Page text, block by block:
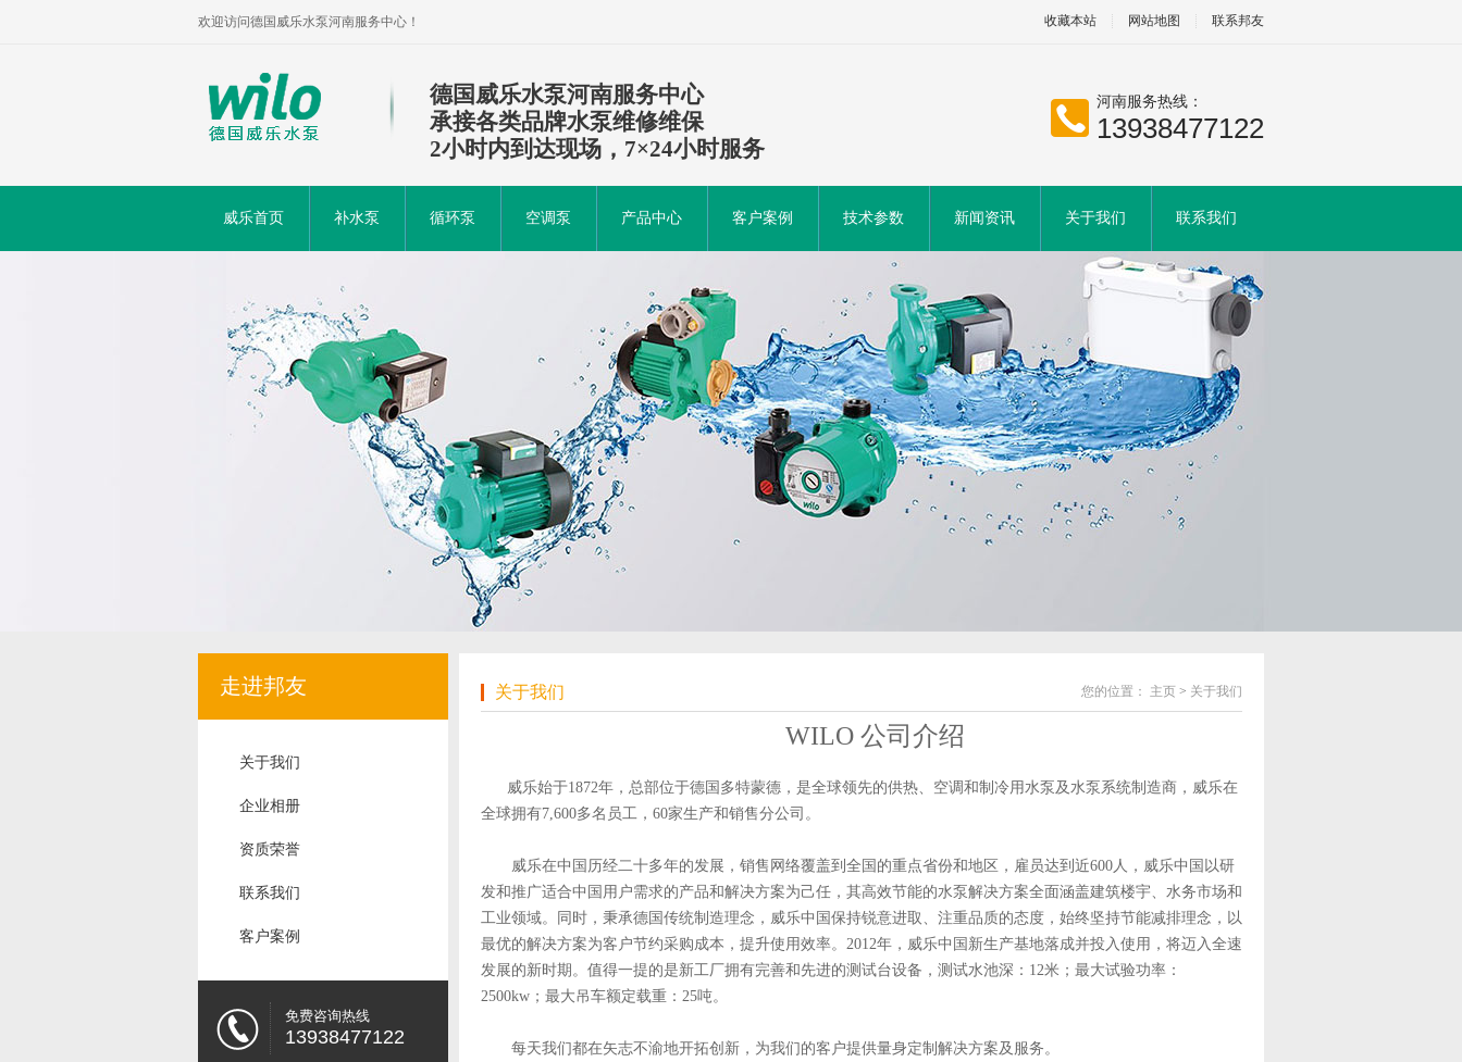
欢迎访问德国威乐水泵河南服务中心！ 收藏本站 网站地图 联系邦友
德国威乐水泵河南服务中心
承接各类品牌水泵维修维保
2小时内到达现场，7×24小时服务
河南服务热线：
13938477122
威乐首页 补水泵 循环泵 空调泵 产品中心 客户案例 技术参数 新闻资讯 关于我们 联系我们
走进邦友
关于我们
企业相册
资质荣誉
联系我们
客户案例
免费咨询热线
13938477122
关于我们 您的位置： 主页 > 关于我们
WILO 公司介绍
威乐始于1872年，总部位于德国多特蒙德，是全球领先的供热、空调和制冷用水泵及水泵系统制造商，威乐在
全球拥有7,600多名员工，60家生产和销售分公司。
威乐在中国历经二十多年的发展，销售网络覆盖到全国的重点省份和地区，雇员达到近600人，威乐中国以研
发和推广适合中国用户需求的产品和解决方案为己任，其高效节能的水泵解决方案全面涵盖建筑楼宇、水务市场和
工业领域。同时，秉承德国传统制造理念，威乐中国保持锐意进取、注重品质的态度，始终坚持节能减排理念，以
最优的解决方案为客户节约采购成本，提升使用效率。2012年，威乐中国新生产基地落成并投入使用，将迈入全速
发展的新时期。值得一提的是新工厂拥有完善和先进的测试台设备，测试水池深：12米；最大试验功率：
2500kw；最大吊车额定载重：25吨。
每天我们都在矢志不渝地开拓创新，为我们的客户提供量身定制解决方案及服务。